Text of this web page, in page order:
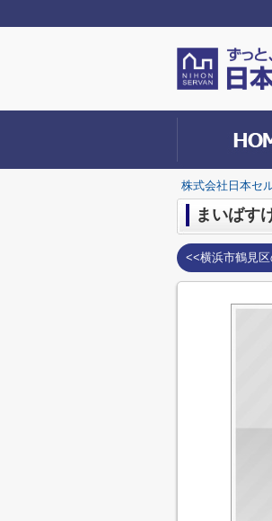
株式会社日本セ
まいばす
<<横浜市鶴見